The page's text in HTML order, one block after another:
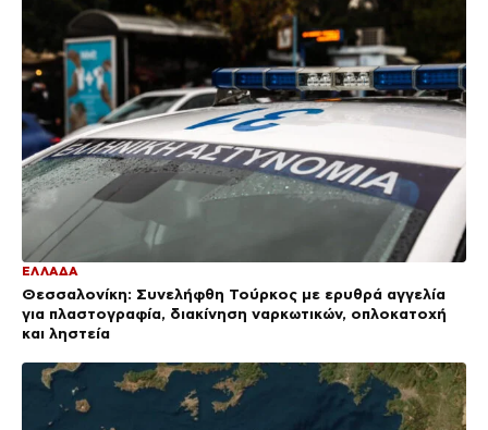
ΕΛΛΑΔΑ
Θεσσαλονίκη: Συνελήφθη Τούρκος με ερυθρά αγγελία
για πλαστογραφία, διακίνηση ναρκωτικών, οπλοκατοχή
και ληστεία